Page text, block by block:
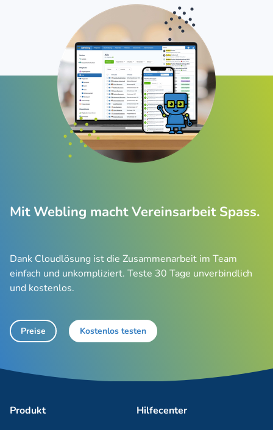
Mit Webling macht Vereinsarbeit Spass.
Dank Cloudlösung ist die Zusammenarbeit im Team
einfach und unkompliziert. Teste 30 Tage unverbindlich
und kostenlos.
Preise Kostenlos testen
Produkt Hilfecenter